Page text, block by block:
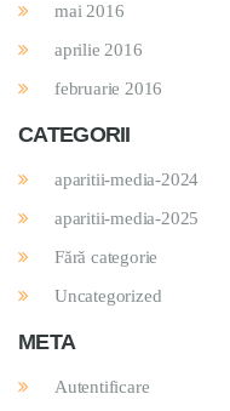
mai 2016
aprilie 2016
februarie 2016
CATEGORII
aparitii-media-2024
aparitii-media-2025
Fără categorie
Uncategorized
META
Autentificare